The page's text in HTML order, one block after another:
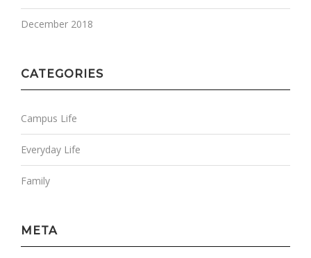
December 2018
CATEGORIES
Campus Life
Everyday Life
Family
META